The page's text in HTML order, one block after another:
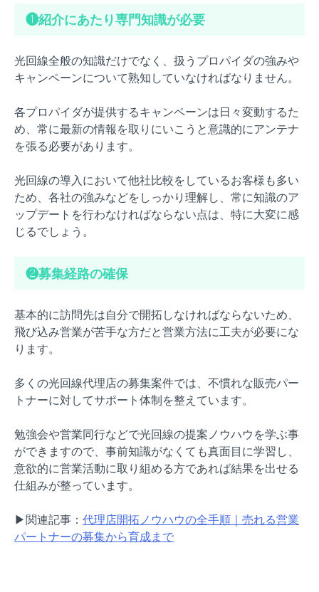
❶紹介にあたり専門知識が必要
光回線全般の知識だけでなく、扱うプロパイダの強みや
キャンペーンについて熟知していなければなりません。
各プロパイダが提供するキャンペーンは日々変動するた
め、常に最新の情報を取りにいこうと意識的にアンテナ
を張る必要があります。
光回線の導入において他社比較をしているお客様も多い
ため、各社の強みなどをしっかり理解し、常に知識のア
ップデートを行わなければならない点は、特に大変に感
じるでしょう。
❷募集経路の確保
基本的に訪問先は自分で開拓しなければならないため、
飛び込み営業が苦手な方だと営業方法に工夫が必要にな
ります。
多くの光回線代理店の募集案件では、不慣れな販売パー
トナーに対してサポート体制を整えています。
勉強会や営業同行などで光回線の提案ノウハウを学ぶ事
ができますので、事前知識がなくても真面目に学習し、
意欲的に営業活動に取り組める方であれば結果を出せる
仕組みが整っています。
▶︎関連記事： 代理店開拓ノウハウの全手順｜売れる営業
パートナーの募集から育成まで